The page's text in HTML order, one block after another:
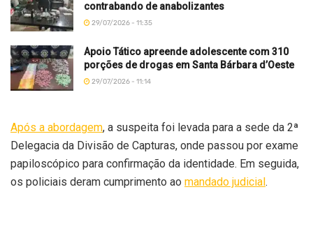
contrabando de anabolizantes
29/07/2026 - 11:35
Apoio Tático apreende adolescente com 310
porções de drogas em Santa Bárbara d’Oeste
29/07/2026 - 11:14
Após a abordagem, a suspeita foi levada para a sede da 2ª
Delegacia da Divisão de Capturas, onde passou por exame
papiloscópico para confirmação da identidade. Em seguida,
os policiais deram cumprimento ao mandado judicial.